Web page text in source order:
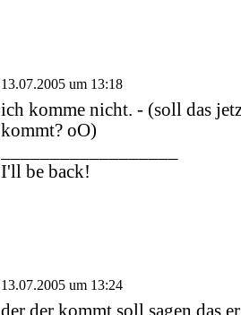
13.07.2005 um 13:18
ich komme nicht. - (soll das
kommt? oO)
I'll be back!
13.07.2005 um 13:24
der der kommt soll sagen das